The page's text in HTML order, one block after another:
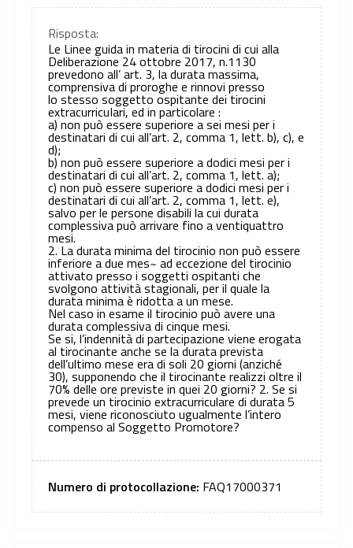
Risposta:
Le Linee guida in materia di tirocini di cui alla
Deliberazione 24 ottobre 2017, n.1130
prevedono all’ art. 3, la durata massima,
comprensiva di proroghe e rinnovi presso
lo stesso soggetto ospitante dei tirocini
extracurricuIari, ed in particolare :
a) non può essere superiore a sei mesi per i
destinatari di cui all’art. 2, comma 1, lett. b), c), e
d);
b) non può essere superiore a dodici mesi per i
destinatari di cui all’art. 2, comma 1, lett. a);
c) non può essere superiore a dodici mesi per i
destinatari di cui all’art. 2, comma 1, lett. e),
salvo per le persone disabili la cui durata
complessiva può arrivare fino a ventiquattro
mesi.
2. La durata minima del tirocinio non può essere
inferiore a due mes~ ad eccezione del tirocinio
attivato presso i soggetti ospitanti che
svolgono attività stagionali, per il quale la
durata minima è ridotta a un mese.
Nel caso in esame il tirocinio può avere una
durata complessiva di cinque mesi.
Se si, l’indennità di partecipazione viene erogata
al tirocinante anche se la durata prevista
dell’ultimo mese era di soli 20 giorni (anziché
30), supponendo che il tirocinante realizzi oltre il
70% delle ore previste in quei 20 giorni? 2. Se si
prevede un tirocinio extracurriculare di durata 5
mesi, viene riconosciuto ugualmente l’intero
compenso al Soggetto Promotore?
Numero di protocollazione: FAQ17000371